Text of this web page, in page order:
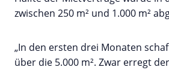
zwischen 250 m² und 1.000 m²
„In den ersten drei Monaten
über die 5.000 m². Zwar erregt